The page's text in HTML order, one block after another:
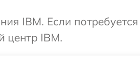
IBM. Если потребуется
центр IBM.